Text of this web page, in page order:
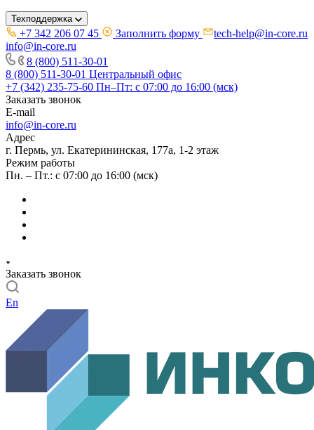
Техподдержка
+7 342 206 07 45 Заполнить форму
tech-help@in-core.ru
info@in-core.ru
8 (800) 511-30-01
8 (800) 511-30-01 Центральный офис
+7 (342) 235-75-60 Пн–Пт: с 07:00 до 16:00 (мск)
Заказать звонок
E-mail
info@in-core.ru
Адрес
г. Пермь, ул. ​Екатерининская, 177а, ​1-2 этаж
Режим работы
Пн. – Пт.: с 07:00 до 16:00 (мск)
Заказать звонок
En